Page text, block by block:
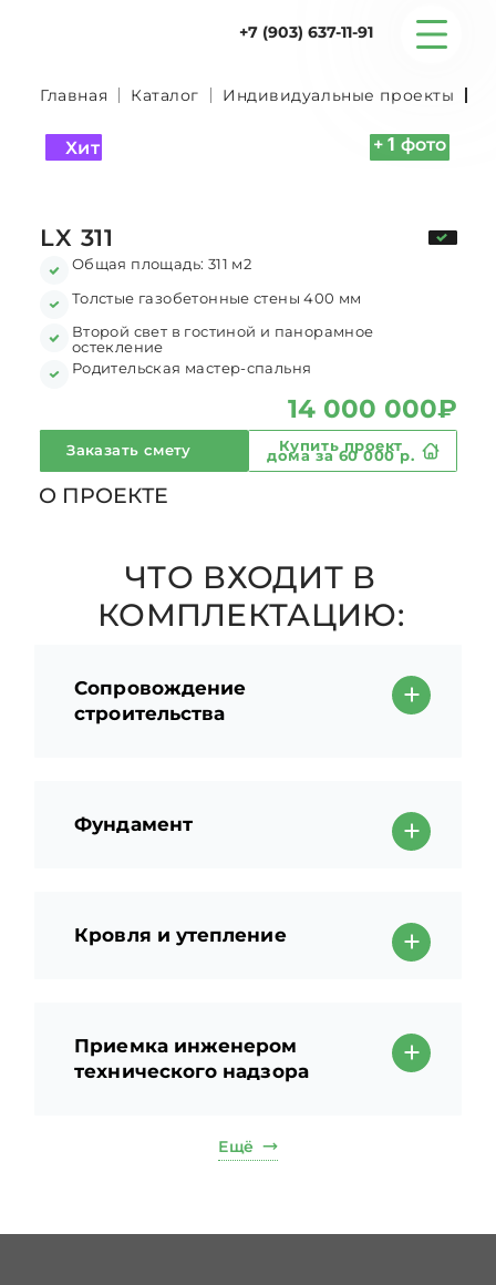
+7 (903) 637-11-91
Серийные дома
Проектирование
Услуги
Контакты
Главная Каталог Индивидуальные проекты
Хит +1 фото
LX 311
Общая площадь: 311 м2
Толстые газобетонные стены 400 мм
Второй свет в гостиной и панорамное
остекление
Родительская мастер-спальня
14 000 000₽
Заказать смету Купить проект
домаза 60 000 р.
О ПРОЕКТЕ
ЧТО ВХОДИТ В
КОМПЛЕКТАЦИЮ:
Сопровождение
строительства
Фундамент
Кровля и утепление
Приемка инженером
технического надзора
Ещё